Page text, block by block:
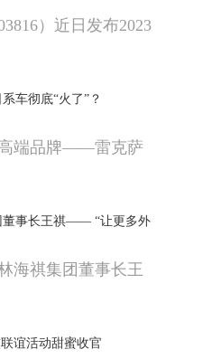
）近日发布2023
车彻底“火了”？
高端品牌——雷克萨
董事长王祺—— “让更多外
海祺集团董事长王
谊活动甜蜜收官